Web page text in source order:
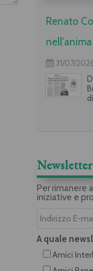
Renato
31/07/
Newsletter
Per rimanere
iniziative e
A quale
Amici